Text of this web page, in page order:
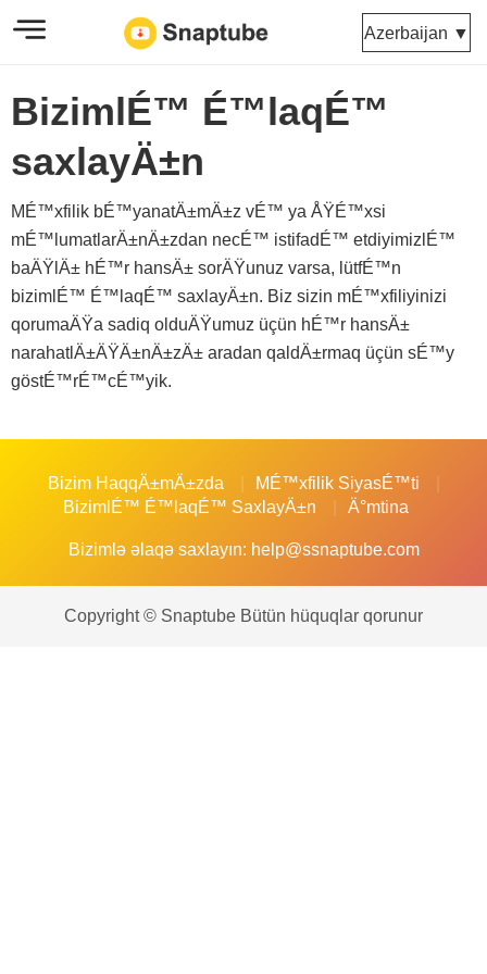
Azerbaijan ▼
BizimlÉ™ É™laqÉ™
saxlayÄ±n
MÉ™xfilik bÉ™yanatÄ±mÄ±z vÉ™ ya ÅŸÉ™xsi
mÉ™lumatlarÄ±nÄ±zdan necÉ™ istifadÉ™ etdiyimizlÉ™
baÄŸlÄ± hÉ™r hansÄ± sorÄŸunuz varsa, lütfÉ™n
bizimlÉ™ É™laqÉ™ saxlayÄ±n. Biz sizin mÉ™xfiliyinizi
qorumaÄŸa sadiq olduÄŸumuz üçün hÉ™r hansÄ±
narahatlÄ±ÄŸÄ±nÄ±zÄ± aradan qaldÄ±rmaq üçün sÉ™y
göstÉ™rÉ™cÉ™yik.
Bizim HaqqÄ±mÄ±zda
MÉ™xfilik SiyasÉ™ti
BizimlÉ™ É™laqÉ™ SaxlayÄ±n
Ä°mtina
Bizimlə əlaqə saxlayın: help@ssnaptube.com
Copyright © Snaptube Bütün hüquqlar qorunur